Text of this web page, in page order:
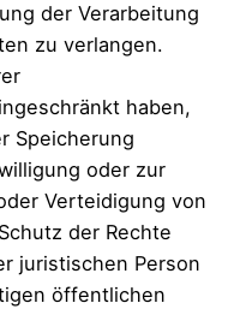
der Verarbeitung
zu verlangen.
haben,
Speicherung
oder zur
Verteidigung von
der Rechte
juristischen Person
öffentlichen